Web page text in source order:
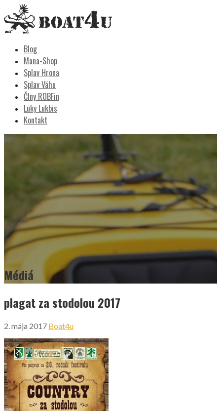
to
content
Blog
Mana-Shop
Splav Hrona
Splav Váhu
Člny ROBFin
Luky Lukbis
Kontakt
Médiá
plagat za stodolou 2017
2. mája 2017 Boat4u